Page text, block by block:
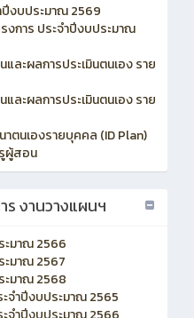
ปีงบประมาณ 2569
งการ ประจำปีงบประมาณ
ละผลการประเมินตนเอง ราย
ละผลการประเมินตนเอง ราย
ตนเองรายบุคคล (ID Plan)
ผู้สอน
งานวางแผนฯ
ะมาณ 2566
ะมาณ 2567
ะมาณ 2568
จำปีงบประมาณ 2565